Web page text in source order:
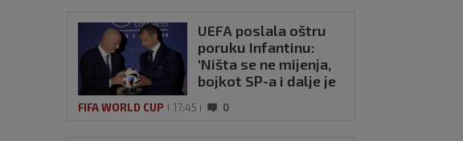
UEFA poslala oštru
poruku Infantinu:
‘Ništa se ne mijenja,
bojkot SP-a i dalje je
FIFA WORLD CUP 17:45 0